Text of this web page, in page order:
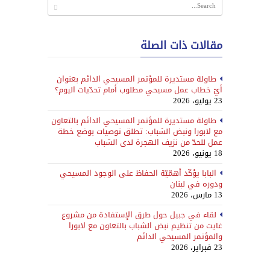
مقالات ذات الصلة
طاولة مستديرة للمؤتمر المسيحي الدائم بعنوان
أيّ خطاب عمل مسيحي مطلوب أمام تحدّيات اليوم؟
23 يوليو، 2026
طاولة مستديرة للمؤتمر المسيحي الدائم بالتعاون
مع لابورا ونبض الشباب: تطلق توصيات بوضع خطة
عمل للحدّ من نزيف الهجرة لدى الشباب
18 يونيو، 2026
البابا يؤكّد أهمّيّة الحفاظ على الوجود المسيحي
ودوره في لبنان
13 مارس، 2026
لقاء في جبيل حول طرق الإستفادة من مشروع
غايت من تنظيم نبض الشباب بالتعاون مع لابورا
والمؤتمر المسيحي الدائم
23 فبراير، 2026